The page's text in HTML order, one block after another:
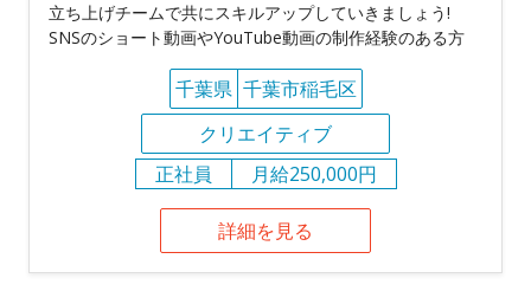
立ち上げチームで共にスキルアップしていきましょう!
SNSのショート動画やYouTube動画の制作経験のある方
千葉県 千葉市稲毛区
クリエイティブ
正社員
月給250,000円
詳細を見る